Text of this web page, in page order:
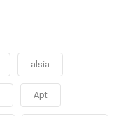
alsia
Apt